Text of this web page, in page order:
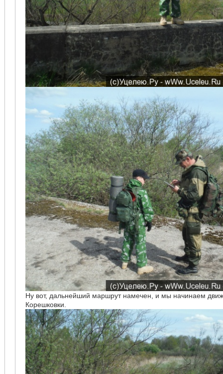
Ну вот, дальнейший маршрут намечен, и мы начинаем
Корешковки.